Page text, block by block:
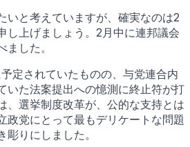
いと考えていますが、確実なのは2
し上げましょう。2月中に連邦議会
した。
定されていたものの、与党連合内
いた法案提出への憶測に終止符が打
、選挙制度改革が、公的な支持とは
政党にとって最もデリケートな問題
りにしました。